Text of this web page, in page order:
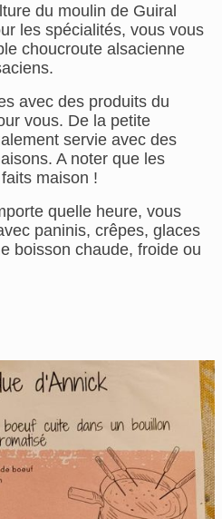
du moulin de Guiral
les spécialités, vous vous
choucroute alsacienne
avec des produits du
vous. De la petite
servie avec des
A noter que les
maison !
quelle heure, vous
paninis, crêpes, glaces
boisson chaude, froide ou